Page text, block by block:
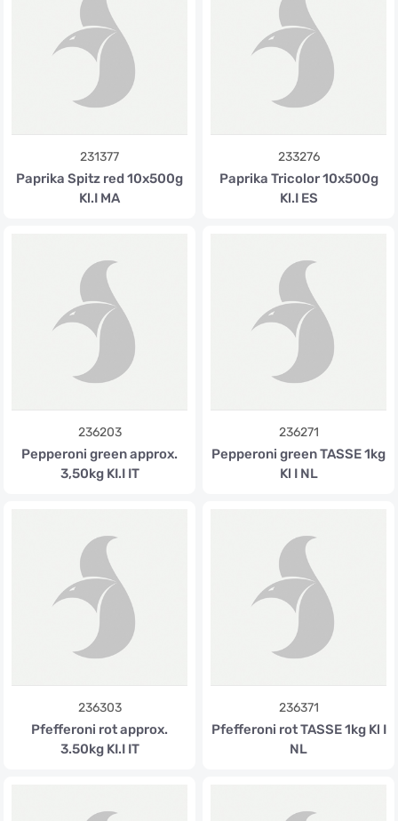
231377
Paprika Spitz red 10x500g
Kl.I MA
233276
Paprika Tricolor 10x500g
Kl.I ES
236203
Pepperoni green approx.
3,50kg KI.I IT
236271
Pepperoni green TASSE 1kg
Kl I NL
236303
Pfefferoni rot approx.
3.50kg KI.I IT
236371
Pfefferoni rot TASSE 1kg Kl I
NL